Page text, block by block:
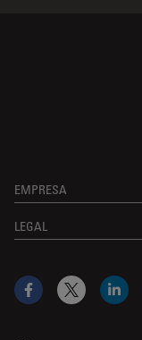
EMPRESA
LEGAL
Facebook
X